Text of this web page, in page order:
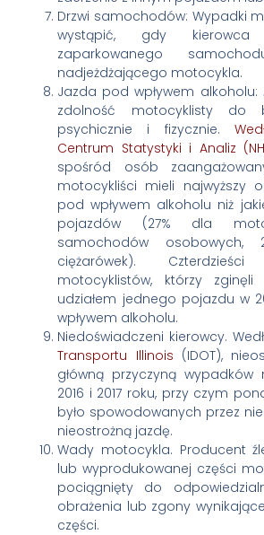
Drzwi samochodów: Wypadki
wystąpić, gdy
zaparkowanego
nadjeżdżającego motocykla.
Jazda pod wpływem alkoholu:
zdolność motocyklisty do
psychicznie i fizycznie.
Centrum Statystyki i Analiz
spośród osób
motocykliści mieli najwyższy
pod wpływem alkoholu niż
pojazdów (27% dla
samochodów osobowych,
ciężarówek).
motocyklistów, którzy
udziałem jednego pojazdu w
wpływem alkoholu.
Niedoświadczeni kierowcy.
Transportu Illinois (IDOT),
główną przyczyną
2016 i 2017 roku, przy czym
było spowodowanych przez
nieostrożną jazdę.
Wady motocykla. Producent
lub wyprodukowanej części
pociągnięty do
obrażenia lub zgony
części.